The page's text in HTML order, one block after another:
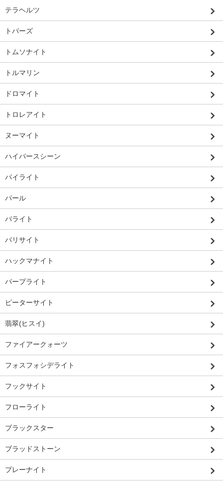
テラヘルツ
トパーズ
トムソナイト
トルマリン
ドロマイト
トロレアイト
ヌーマイト
ハイパースシーン
パイライト
パール
バライト
バリサイト
ハックマナイト
パープライト
ピーターサイト
翡翠(ヒスイ)
ファイアークォーツ
フォスフォシデライト
フックサイト
フローライト
ブラックスター
ブラッドストーン
プレーナイト